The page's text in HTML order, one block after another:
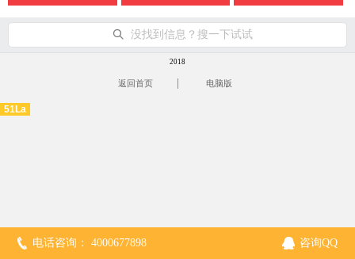
没找到信息？搜一下试试
2018
返回首页 电脑版
电话咨询： 4000677898 咨询QQ
51La